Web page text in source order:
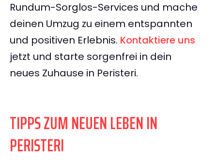
Rundum-Sorglos-Services und mache
deinen Umzug zu einem entspannten
und positiven Erlebnis. Kontaktiere uns
jetzt und starte sorgenfrei in dein
neues Zuhause in Peristeri.
TIPPS ZUM NEUEN LEBEN IN
PERISTERI